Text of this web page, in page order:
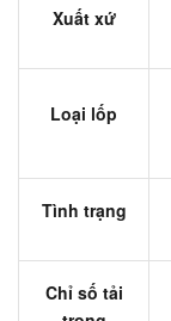
Xuất xứ
Loại lốp
Tình trạng
Chỉ số tải